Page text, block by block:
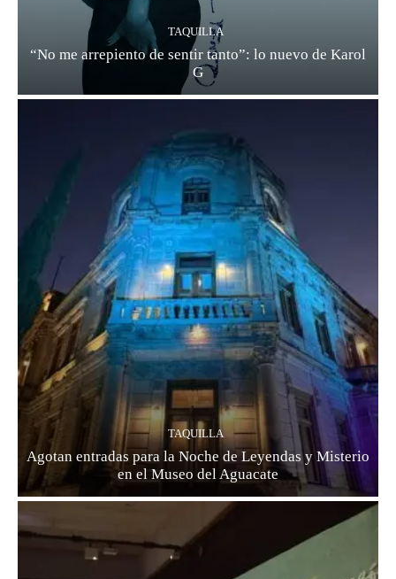
TAQUILLA
“No me arrepiento de sentir tanto”: lo nuevo de Karol
G
TAQUILLA
Agotan entradas para la Noche de Leyendas y Misterio
en el Museo del Aguacate